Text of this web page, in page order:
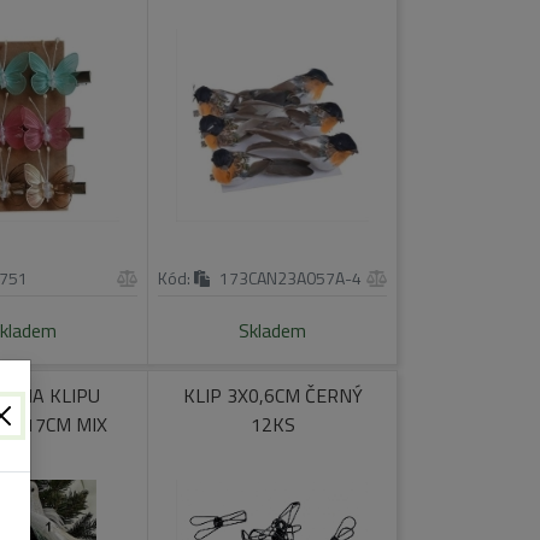
Kód: 173CAN23A057A-4
Skladem
NA KLIPU
17CM MIX
KLIP 3X0,6CM ČERNÝ
12KS